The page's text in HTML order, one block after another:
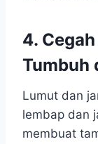
4.
Tumbuh
Lumut dan
lembap dan
membuat